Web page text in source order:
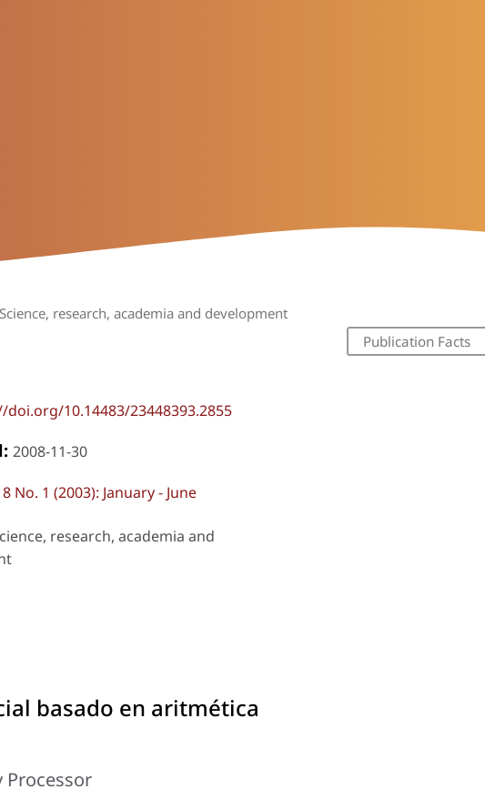
Science, research, academia and development
doi.org/10.14483/23448393.2855
2008-11-30
No. 1 (2003): January - June
research, academia and
basado en aritmética
Processor
Publication Facts